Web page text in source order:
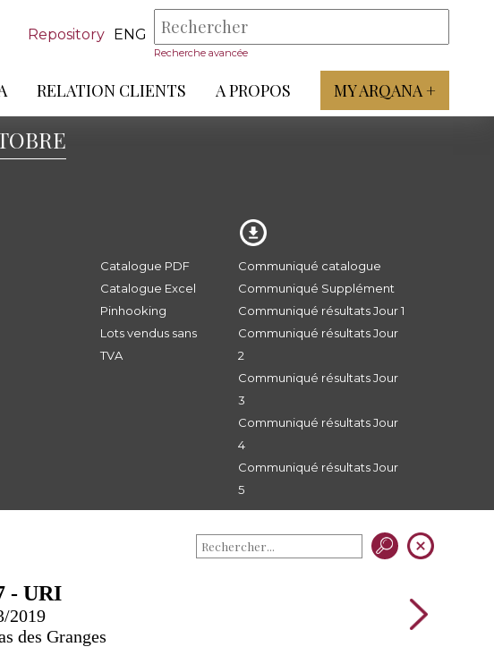
Repository ENG
Recherche avancée
RELATION CLIENTS A PROPOS MY ARQANA +
Catalogue PDF
Catalogue Excel
Pinhooking
Lots vendus sans
TVA
Communiqué catalogue
Communiqué Supplément
Communiqué résultats Jour 1
Communiqué résultats Jour
2
Communiqué résultats Jour
3
Communiqué résultats Jour
4
Communiqué résultats Jour
5
- URI
2019
des Granges